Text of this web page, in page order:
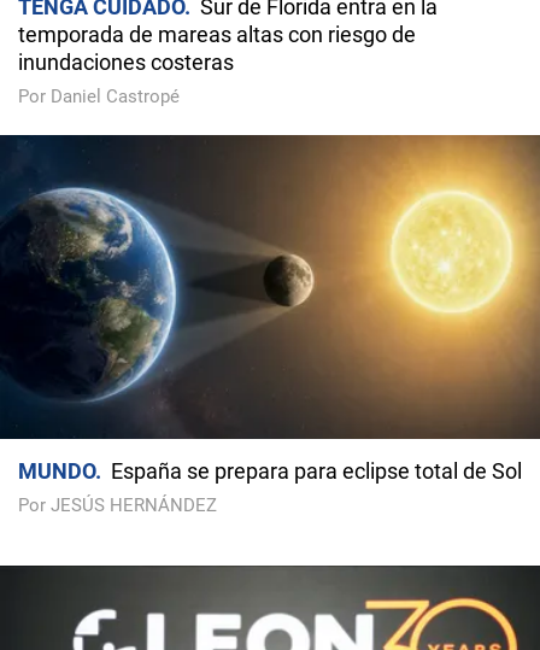
TENGA CUIDADO
Sur de Florida entra en la
temporada de mareas altas con riesgo de
inundaciones costeras
Por Daniel Castropé
MUNDO España se prepara para eclipse total de Sol
Por JESÚS HERNÁNDEZ